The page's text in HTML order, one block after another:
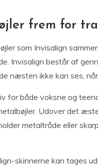
frem for
som Invisalign
Invisalign består af
næsten ikke kan ses,
for både voksne og
Udover det
metaltråde eller
skinnerne kan tages